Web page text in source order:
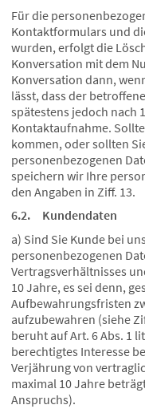
Für die
Kontaktformulars und
wurden, erfolgt die
Konversation mit dem
Konversation dann,
lässt, dass der
spätestens jedoch nach
Kontaktaufnahme.
kommen, oder sollten
personenbezogenen
speichern wir Ihre
den Angaben in Ziff. 13.
6.2. Kundendaten
a) Sind Sie Kunde bei
personenbezogenen
Vertragsverhältnisses
10 Jahre, es sei denn,
Aufbewahrungsfristen
aufzubewahren (siehe
beruht auf Art. 6 Abs. 1
berechtigtes Interesse
Verjährung von
maximal 10 Jahre
Anspruchs).